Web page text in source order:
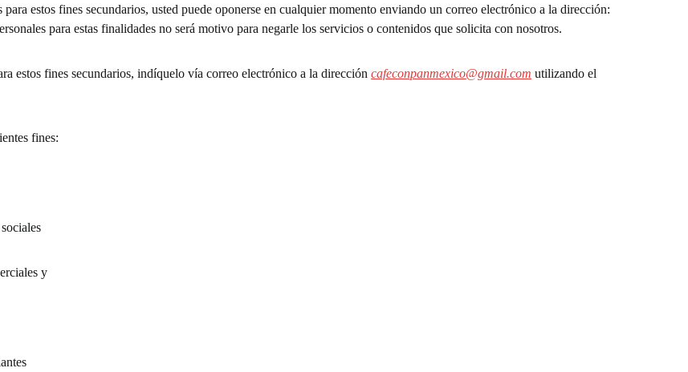
para estos fines secundarios, usted puede oponerse en cualquier momento enviando un correo electrónico a la dirección:
para estas finalidades no será motivo para negarle los servicios o contenidos que solicita con nosotros.
estos fines secundarios, indíquelo vía correo electrónico a la dirección cafeconpanmexico@gmail.com utilizando el
fines:
y